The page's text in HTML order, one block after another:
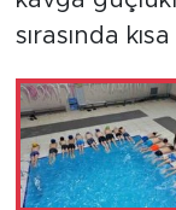
sırasında